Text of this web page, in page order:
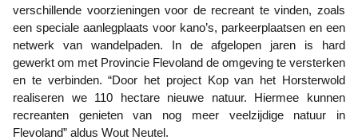
verschillende voorzieningen voor de recreant te vinden, zoals
een speciale aanlegplaats voor kano’s, parkeerplaatsen en een
netwerk van wandelpaden. In de afgelopen jaren is hard
gewerkt om met Provincie Flevoland de omgeving te versterken
en te verbinden. “Door het project Kop van het Horsterwold
realiseren we 110 hectare nieuwe natuur. Hiermee kunnen
recreanten genieten van nog meer veelzijdige natuur in
Flevoland” aldus Wout Neutel.